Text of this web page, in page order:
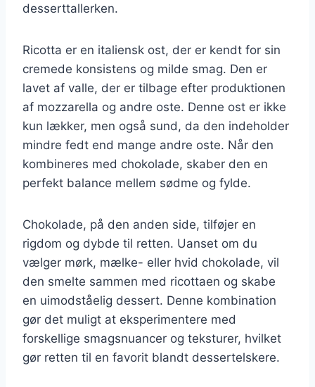
desserttallerken.
Ricotta er en italiensk ost, der er kendt for sin
cremede konsistens og milde smag. Den er
lavet af valle, der er tilbage efter produktionen
af mozzarella og andre oste. Denne ost er ikke
kun lækker, men også sund, da den indeholder
mindre fedt end mange andre oste. Når den
kombineres med chokolade, skaber den en
perfekt balance mellem sødme og fylde.
Chokolade, på den anden side, tilføjer en
rigdom og dybde til retten. Uanset om du
vælger mørk, mælke- eller hvid chokolade, vil
den smelte sammen med ricottaen og skabe
en uimodståelig dessert. Denne kombination
gør det muligt at eksperimentere med
forskellige smagsnuancer og teksturer, hvilket
gør retten til en favorit blandt dessertelskere.